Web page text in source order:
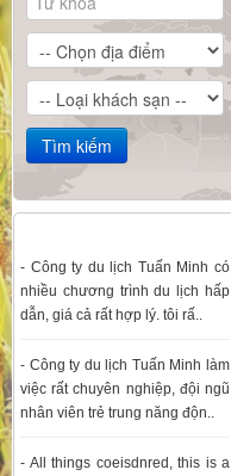
- Công ty du lịch Tuấn Minh có
nhiều chương trình du lịch hấp
dẫn, giá cả rất hợp lý. tôi rấ..
- Công ty du lịch Tuấn Minh làm
việc rất chuyên nghiệp, đội ngũ
nhân viên trẻ trung năng độn..
- All things coeisdnred, this is a